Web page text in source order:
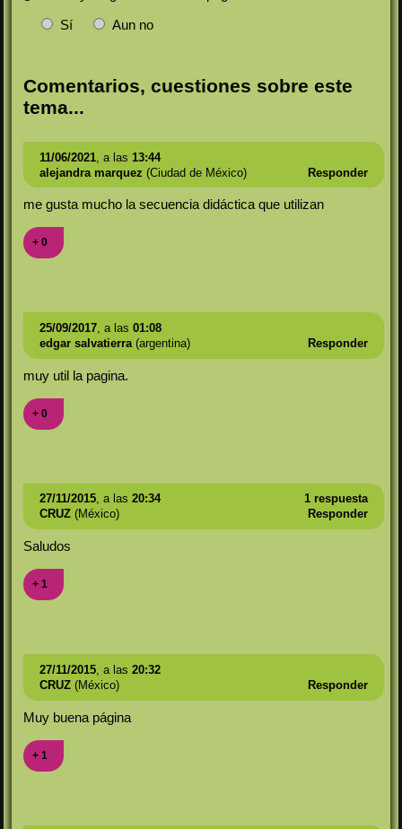
Sí
Aun no
Comentarios, cuestiones sobre este
tema...
11/06/2021, a las 13:44
alejandra marquez (Ciudad de México) Responder
me gusta mucho la secuencia didáctica que utilizan
+ 0
25/09/2017, a las 01:08
edgar salvatierra(argentina) Responder
muy util la pagina.
+ 0
27/11/2015, a las 20:34
1 respuesta
CRUZ(México) Responder
Saludos
+ 1
27/11/2015, a las 20:32
CRUZ(México) Responder
Muy buena página
+ 1